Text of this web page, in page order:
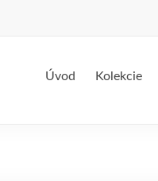
Úvod Kolekcie